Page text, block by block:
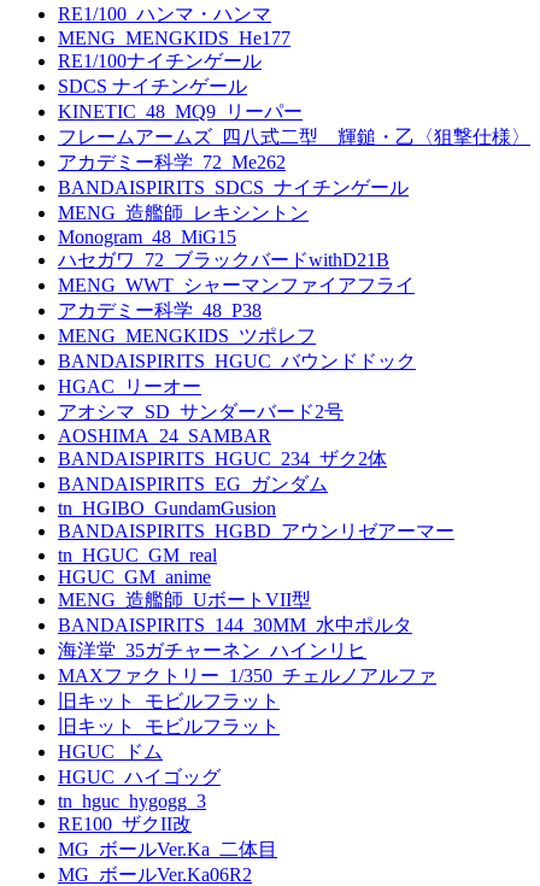
RE1/100_ハンマ・ハンマ
MENG_MENGKIDS_He177
RE1/100ナイチンゲール
SDCS ナイチンゲール
KINETIC_48_MQ9_リーパー
フレームアームズ_四八式二型 輝鎚・乙〈狙撃仕様〉
アカデミー科学_72_Me262
BANDAISPIRITS_SDCS_ナイチンゲール
MENG_造艦師_レキシントン
Monogram_48_MiG15
ハセガワ_72_ブラックバードwithD21B
MENG_WWT_シャーマンファイアフライ
アカデミー科学_48_P38
MENG_MENGKIDS_ツポレフ
BANDAISPIRITS_HGUC_バウンドドック
HGAC_リーオー
アオシマ_SD_サンダーバード2号
AOSHIMA_24_SAMBAR
BANDAISPIRITS_HGUC_234_ザク2体
BANDAISPIRITS_EG_ガンダム
tn_HGIBO_GundamGusion
BANDAISPIRITS_HGBD_アウンリゼアーマー
tn_HGUC_GM_real
HGUC_GM_anime
MENG_造艦師_UボートVII型
BANDAISPIRITS_144_30MM_水中ポルタ
海洋堂_35ガチャーネン_ハインリヒ
MAXファクトリー_1/350_チェルノアルファ
旧キット_モビルフラット
旧キット_モビルフラット
HGUC_ドム
HGUC_ハイゴッグ
tn_hguc_hygogg_3
RE100_ザクII改
MG_ボールVer.Ka_二体目
MG_ボールVer.Ka06R2